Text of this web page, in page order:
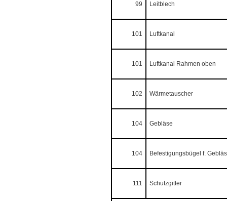
99 Leitblech
101 Luftkanal
101 Luftkanal Rahmen oben
102 Wärmetauscher
104 Gebläse
104 Befestigungsbügel f.
111 Schutzgitter